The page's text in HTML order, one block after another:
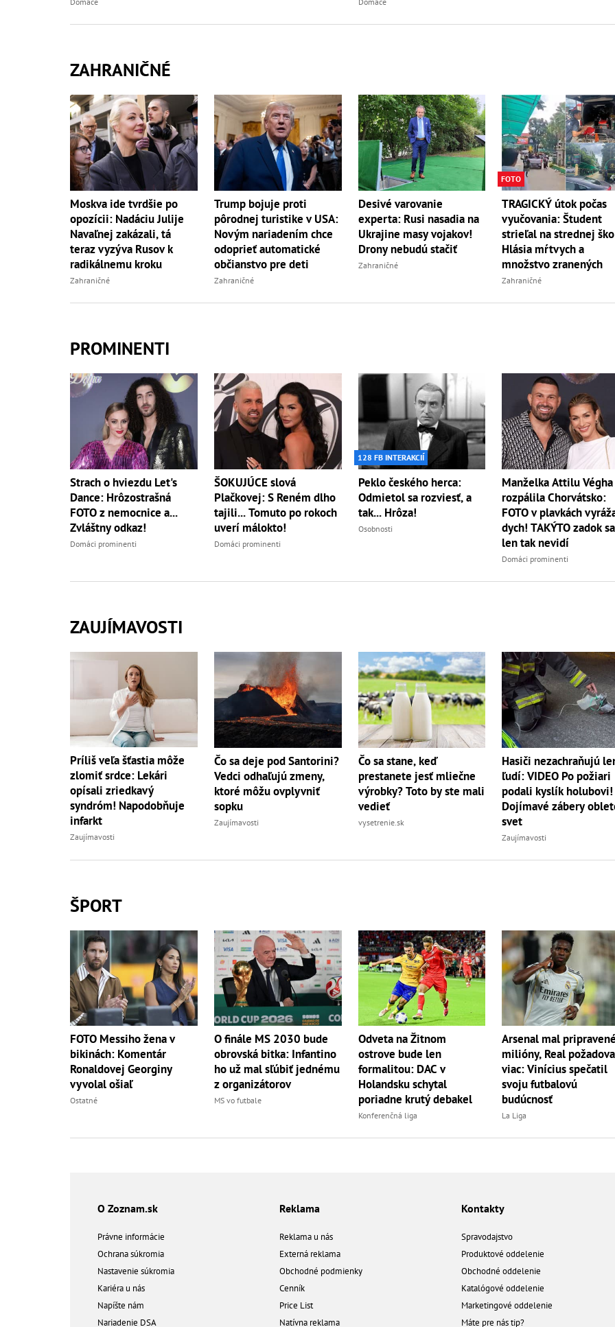
ZAHRANIČNÉ
Moskva ide tvrdšie po
opozícii: Nadáciu Julije
Navaľnej zakázali, tá
teraz vyzýva Rusov k
radikálnemu kroku
Zahraničné
Trump bojuje proti
pôrodnej turistike v USA:
Novým nariadením chce
odoprieť automatické
občianstvo pre deti
Zahraničné
Desivé varovanie
experta: Rusi nasadia na
Ukrajine masy vojakov!
Drony nebudú stačiť
Zahraničné
FOTO
TRAGICKÝ útok počas
vyučovania: Študent
strieľal na strednej
Hlásia mŕtvych a
množstvo zranených
Zahraničné
PROMINENTI
Strach o hviezdu Let's
Dance: Hrôzostrašná
FOTO z nemocnice a...
Zvláštny odkaz!
Domáci prominenti
ŠOKUJÚCE slová
Plačkovej: S Reném dlho
tajili... Tomuto po rokoch
uverí málokto!
Domáci prominenti
128 FB INTERAKCIÍ
Peklo českého herca:
Odmietol sa rozviesť, a
tak... Hrôza!
Osobnosti
Manželka Attilu Végha
rozpálila Chorvátsko:
FOTO v plavkách
dych! TAKÝTO zadok sa
len tak nevidí
Domáci prominenti
ZAUJÍMAVOSTI
Príliš veľa šťastia môže
zlomiť srdce: Lekári
opísali zriedkavý
syndróm! Napodobňuje
infarkt
Zaujímavosti
Čo sa deje pod Santorini?
Vedci odhaľujú zmeny,
ktoré môžu ovplyvniť
sopku
Zaujímavosti
Čo sa stane, keď
prestanete jesť mliečne
výrobky? Toto by ste mali
vedieť
vysetrenie.sk
Hasiči nezachraňujú
ľudí: VIDEO Po požiari
podali kyslík holubovi!
Dojímavé zábery
svet
Zaujímavosti
ŠPORT
FOTO Messiho žena v
bikinách: Komentár
Ronaldovej Georginy
vyvolal ošiaľ
Ostatné
O finále MS 2030 bude
obrovská bitka: Infantino
ho už mal sľúbiť jednému
z organizátorov
MS vo futbale
Odveta na Žitnom
ostrove bude len
formalitou: DAC v
Holandsku schytal
poriadne krutý debakel
Konferenčná liga
Arsenal mal
milióny, Real
viac: Vinícius spečatil
svoju futbalovú
budúcnosť
La Liga
O Zoznam.sk
Právne informácie
Ochrana súkromia
Nastavenie súkromia
Kariéra u nás
Napíšte nám
Nariadenie DSA
Reklama
Reklama u nás
Externá reklama
Obchodné podmienky
Cenník
Price List
Natívna reklama
Kontakty
Spravodajstvo
Produktové oddelenie
Obchodné oddelenie
Katalógové oddelenie
Marketingové oddelenie
Máte pre nás tip?